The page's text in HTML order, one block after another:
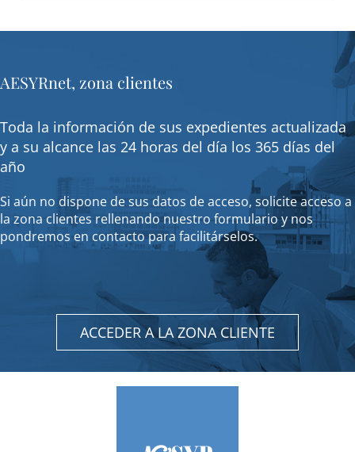
AESYRnet, zona clientes
Toda la información de sus expedientes actualizada
y a su alcance las 24 horas del día los 365 días del
año
Si aún no dispone de sus datos de acceso, solicite acceso a
la zona clientes rellenando nuestro formulario y nos
pondremos en contacto para facilitárselos.
ACCEDER A LA ZONA CLIENTE